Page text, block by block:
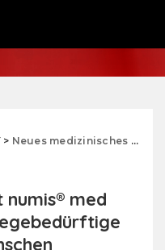
> Neues medizinisches Hautpflegesortiment numis® med SENIOR CARE für pflegebedürftige und inkontinente Menschen
med